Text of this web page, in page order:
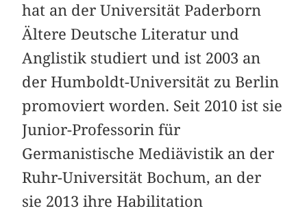
hat an der Universität Paderborn
Ältere Deutsche Literatur und
Anglistik studiert und ist 2003 an
der Humboldt-Universität zu Berlin
promoviert worden. Seit 2010 ist sie
Junior-Professorin für
Germanistische Mediävistik an der
Ruhr-Universität Bochum, an der
sie 2013 ihre Habilitation